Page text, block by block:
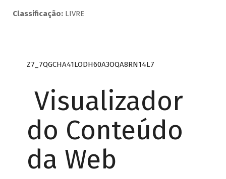
Classificação:LIVRE
Z7_7QGCHA41LODH60A3OQA8RN14L7
Visualizador
do Conteúdo
da Web